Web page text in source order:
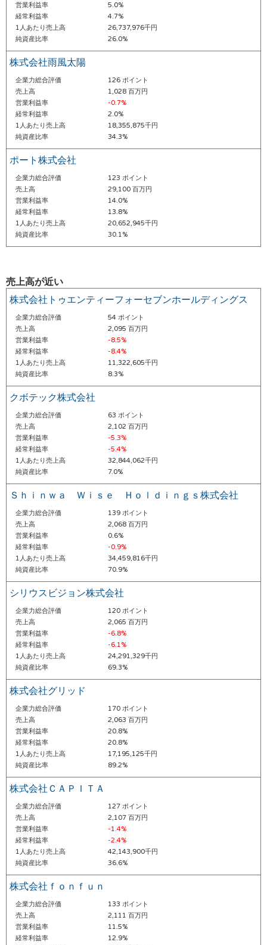
営業利益率
5.0%
経常利益率
4.7%
1人あたり売上高
26,737,976千円
純資産比率
26.0%
株式会社雨風太陽
企業力総合評価
126 ポイント
売上高
1,028 百万円
営業利益率
-0.7%
経常利益率
2.0%
1人あたり売上高
18,355,875千円
純資産比率
34.3%
ポート株式会社
企業力総合評価
123 ポイント
売上高
29,100 百万円
営業利益率
14.0%
経常利益率
13.8%
1人あたり売上高
20,652,945千円
純資産比率
30.1%
売上高が近い
株式会社トゥエンティーフォーセブンホールディングス
企業力総合評価
54 ポイント
売上高
2,095 百万円
営業利益率
-8.5%
経常利益率
-8.4%
1人あたり売上高
11,322,605千円
純資産比率
8.3%
クボテック株式会社
企業力総合評価
63 ポイント
売上高
2,102 百万円
営業利益率
-5.3%
経常利益率
-5.4%
1人あたり売上高
32,844,062千円
純資産比率
7.0%
Ｓｈｉｎｗａ Ｗｉｓｅ Ｈｏｌｄｉｎｇｓ株式会社
企業力総合評価
139 ポイント
売上高
2,068 百万円
営業利益率
0.6%
経常利益率
-0.9%
1人あたり売上高
34,459,816千円
純資産比率
70.9%
シリウスビジョン株式会社
企業力総合評価
120 ポイント
売上高
2,065 百万円
営業利益率
-6.8%
経常利益率
-6.1%
1人あたり売上高
24,291,329千円
純資産比率
69.3%
株式会社グリッド
企業力総合評価
170 ポイント
売上高
2,063 百万円
営業利益率
20.8%
経常利益率
20.8%
1人あたり売上高
17,195,125千円
純資産比率
89.2%
株式会社ＣＡＰＩＴＡ
企業力総合評価
127 ポイント
売上高
2,107 百万円
営業利益率
-1.4%
経常利益率
-2.4%
1人あたり売上高
42,143,900千円
純資産比率
36.6%
株式会社ｆｏｎｆｕｎ
企業力総合評価
133 ポイント
売上高
2,111 百万円
営業利益率
11.5%
経常利益率
12.9%